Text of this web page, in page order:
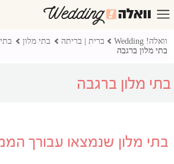
וואלה! Wedding ברית | בריתה בתי מלון
בתי מלון ברגבה
בתי מלון ברגבה
בתי מלון שנמצאו עבורך